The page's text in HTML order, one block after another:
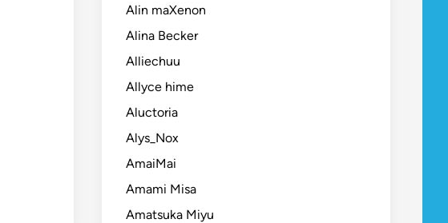
Alin maXenon
Alina Becker
Alliechuu
Allyce hime
Aluctoria
Alys_Nox
AmaiMai
Amami Misa
Amatsuka Miyu